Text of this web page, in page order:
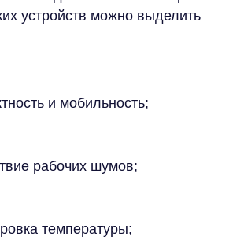
устройств можно выделить
и мобильность;
рабочих шумов;
температуры;